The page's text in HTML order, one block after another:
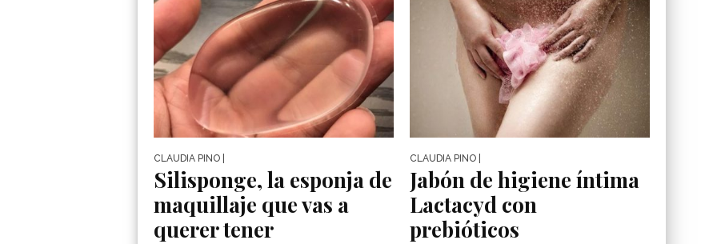
CLAUDIA PINO
Silisponge, la esponja de
maquillaje que vas a
querer tener
CLAUDIA PINO
Jabón de higiene íntima
Lactacyd con
prebióticos